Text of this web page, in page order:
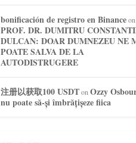
bonificación de registro en Binanceon
PROF. DR. DUMITRU
DULCAN: DOAR DUMNEZEU NE
POATE SALVA DE LA
AUTODISTRUGERE
注册以获取100 USDTonOzzy
nu poate să-și îmbrățișeze fiica